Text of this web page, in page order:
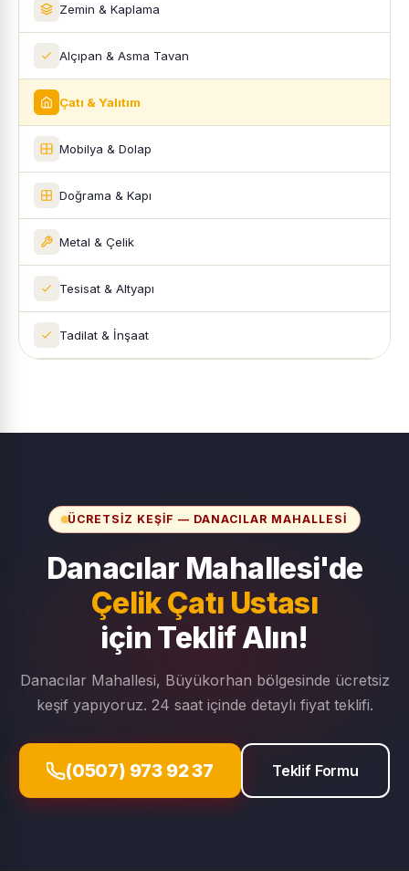
Zemin & Kaplama
Alçıpan & Asma Tavan
Çatı & Yalıtım
Mobilya & Dolap
Doğrama & Kapı
Metal & Çelik
Tesisat & Altyapı
Tadilat & İnşaat
ÜCRETSIZ KEŞIF — DANACILAR MAHALLESI
Danacılar Mahallesi'de
Çelik Çatı Ustası
için Teklif Alın!
Danacılar Mahallesi, Büyükorhan bölgesinde ücretsiz
keşif yapıyoruz. 24 saat içinde detaylı fiyat teklifi.
(0507) 973 92 37 Teklif Formu